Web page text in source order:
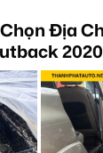
Địa
2020